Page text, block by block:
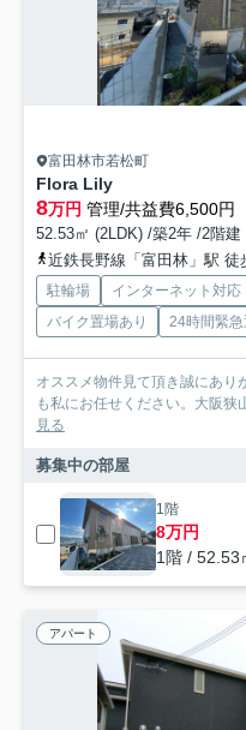
富田林市若松町
Flora Lily
8万円 管理/共益費6,500円
52.53㎡ (2LDK) /築2年 /2階建
近鉄長野線「富田林」駅 徒
駐輪場 インターネット対応
バイク置場あり
24時間緊
オススメ物件見て頂き誠にあり
も私にお任せください。大阪狭
見る
募集中の部屋
1階
8万円
1階 / 52.53
アパート